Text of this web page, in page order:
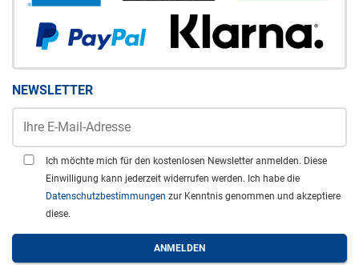
NEWSLETTER
Ich möchte mich für den kostenlosen Newsletter anmelden. Diese
Einwilligung kann jederzeit widerrufen werden. Ich habe die
Datenschutzbestimmungen zur Kenntnis genommen und akzeptiere
diese.